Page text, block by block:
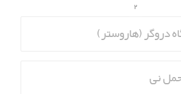
۱
۲
دروگر (هاروستر)
نی